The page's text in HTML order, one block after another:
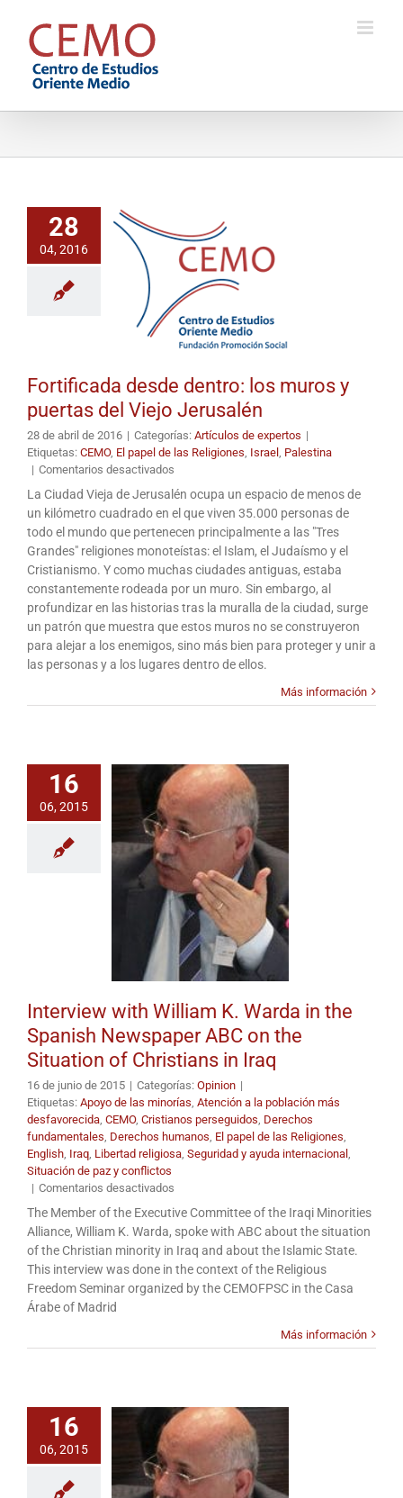
contenido
28
04, 2016
Fortificada desde dentro: los muros y
puertas del Viejo Jerusalén
28 de abril de 2016 | Categorías: Artículos de expertos |
Etiquetas: CEMO, El papel de las Religiones Israel
Palestina
| Comentarios desactivados
desde
dentro:
los
muros
y
puertas
del
Viejo
Jerusalén
La Ciudad Vieja de Jerusalén ocupa un espacio de menos de
un kilómetro cuadrado en el que viven 35.000 personas de
todo el mundo que pertenecen principalmente a las "Tres
Grandes" religiones monoteístas: el Islam, el Judaísmo y el
Cristianismo. Y como muchas ciudades antiguas, estaba
constantemente rodeada por un muro. Sin embargo, al
profundizar en las historias tras la muralla de la ciudad, surge
un patrón que muestra que estos muros no se construyeron
para alejar a los enemigos, sino más bien para proteger y unir a
las personas y a los lugares dentro de ellos.
Más información
16
06, 2015
Interview with William K. Warda in the
Spanish Newspaper ABC on the
Situation of Christians in Iraq
16 de junio de 2015 | Categorías: Opinion |
Etiquetas: Apoyo de las minorías Atención a la población más
desfavorecida CEMO, Cristianos perseguidos Derechos
fundamentales Derechos humanos El papel de las Religiones
English Iraq Libertad religiosa Seguridad y ayuda internacional
Situación de paz y conflictos
| Comentarios desactivados
with
William
K.
Warda
in
Situation
Christians
in
Iraq
The Member of the Executive Committee of the Iraqi Minorities
Alliance, William K. Warda, spoke with ABC about the situation
of the Christian minority in Iraq and about the Islamic State.
This interview was done in the context of the Religious
Freedom Seminar organized by the CEMOFPSC in the Casa
Árabe of Madrid
Más información
16
06, 2015